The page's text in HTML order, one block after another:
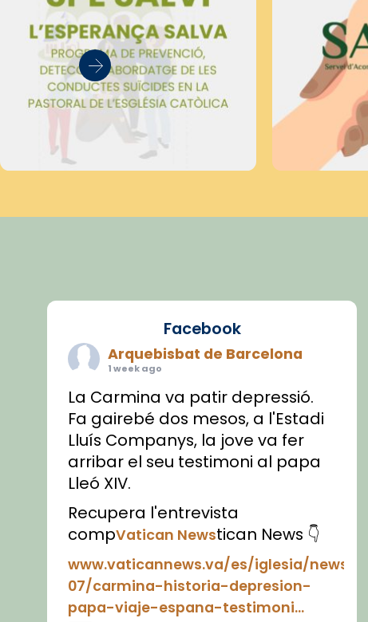
Facebook
Arquebisbat de Barcelona
1 week ago
La Carmina va patir depressió.
Fa gairebé dos mesos, a l'Estadi
Lluís Companys, la jove va fer
arribar el seu testimoni al papa
Lleó XIV.
Recupera l'entrevista
compVatican Newstican News 👇
www.vaticannews.va/es/iglesia/news/
07/carmina-historia-depresion-
papa-viaje-espana-testimoni...